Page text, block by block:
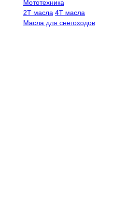
Мототехника
2Т масла 4Т масла
Масла для снегоходов